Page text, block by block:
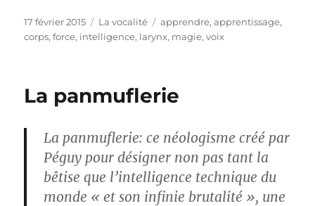
Publié
le
17 février 2015 Catégories
La vocalité Étiquettes
apprendre,apprentissage,
corps,force, intelligence, larynx, magie,voix
La panmuflerie
La panmuflerie: ce néologisme créé par
Péguy pour désigner non pas tant la
bêtise que l’intelligence technique du
monde « et son infinie brutalité », une